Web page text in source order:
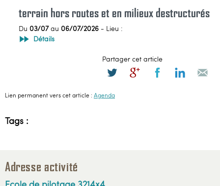
terrain hors routes et en milieux destructurés
Du 03/07au 06/07/2026 - Lieu :
Détails
Partager cet article
Lien permanent vers cet article : Agenda
Tags :
Adresse activité